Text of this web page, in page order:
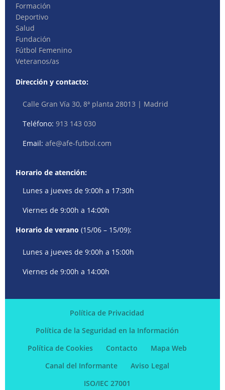
Formación
Deportivo
Salud
Fundación
Fútbol Femenino
Veteranos/as
Dirección y contacto:
Calle Gran Vía 30, 8ª planta 28013 | Madrid
Teléfono:913 143 030
Email:afe@afe-futbol.com
Horario de atención:
Lunes a jueves de 9:00h a 17:30h
Viernes de 9:00h a 14:00h
Horario de verano (15/06 – 15/09):
Lunes a jueves de 9:00h a 15:00h
Viernes de 9:00h a 14:00h
Política de Privacidad
Política de la Seguridad en la Información
Política de Cookies
Contacto
Mapa Web
Canal del Informante
Aviso Legal
ISO/IEC 27001